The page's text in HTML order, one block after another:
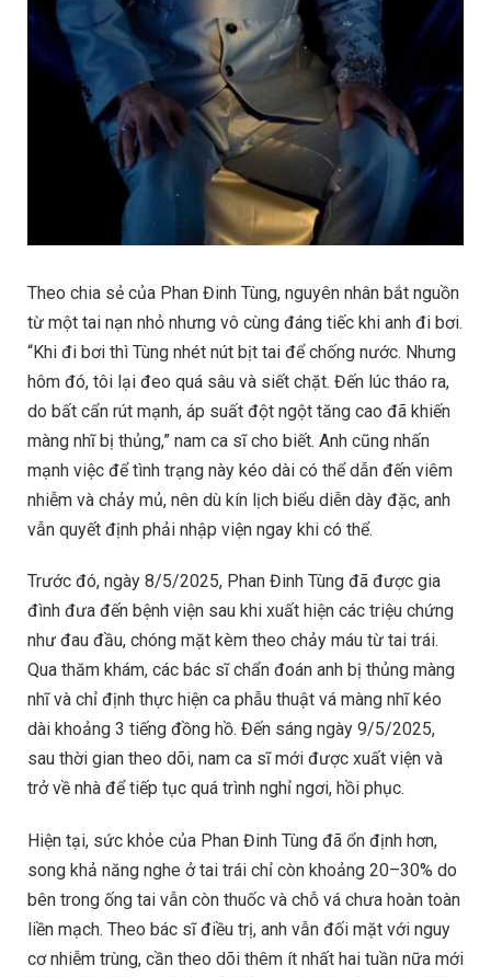
Theo chia sẻ của Phan Đinh Tùng, nguyên nhân bắt nguồn
từ một tai nạn nhỏ nhưng vô cùng đáng tiếc khi anh đi bơi.
“Khi đi bơi thì Tùng nhét nút bịt tai để chống nước. Nhưng
hôm đó, tôi lại đeo quá sâu và siết chặt. Đến lúc tháo ra,
do bất cẩn rút mạnh, áp suất đột ngột tăng cao đã khiến
màng nhĩ bị thủng,” nam ca sĩ cho biết. Anh cũng nhấn
mạnh việc để tình trạng này kéo dài có thể dẫn đến viêm
nhiễm và chảy mủ, nên dù kín lịch biểu diễn dày đặc, anh
vẫn quyết định phải nhập viện ngay khi có thể.
Trước đó, ngày 8/5/2025, Phan Đinh Tùng đã được gia
đình đưa đến bệnh viện sau khi xuất hiện các triệu chứng
như đau đầu, chóng mặt kèm theo chảy máu từ tai trái.
Qua thăm khám, các bác sĩ chẩn đoán anh bị thủng màng
nhĩ và chỉ định thực hiện ca phẫu thuật vá màng nhĩ kéo
dài khoảng 3 tiếng đồng hồ. Đến sáng ngày 9/5/2025,
sau thời gian theo dõi, nam ca sĩ mới được xuất viện và
trở về nhà để tiếp tục quá trình nghỉ ngơi, hồi phục.
Hiện tại, sức khỏe của Phan Đinh Tùng đã ổn định hơn,
song khả năng nghe ở tai trái chỉ còn khoảng 20–30% do
bên trong ống tai vẫn còn thuốc và chỗ vá chưa hoàn toàn
liền mạch. Theo bác sĩ điều trị, anh vẫn đối mặt với nguy
cơ nhiễm trùng, cần theo dõi thêm ít nhất hai tuần nữa mới